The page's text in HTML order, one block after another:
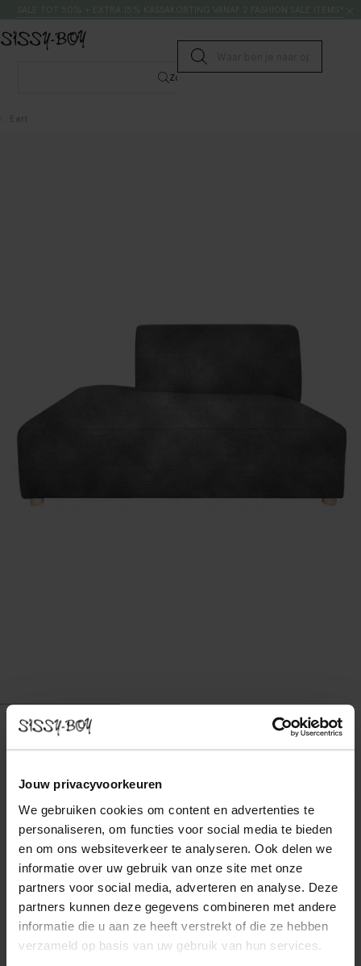
Jouw privacyvoorkeuren
We gebruiken cookies om content en advertenties te
personaliseren, om functies voor social media te bieden
en om ons websiteverkeer te analyseren. Ook delen we
informatie over uw gebruik van onze site met onze
partners voor social media, adverteren en analyse. Deze
partners kunnen deze gegevens combineren met andere
informatie die u aan ze heeft verstrekt of die ze hebben
verzameld op basis van uw gebruik van hun services.
Submit search
Zoeken
Earl
EARL VELVET OTTO LONGUE LINKS JUKE MID
799.00
Otto longue links uit de Earl serie van Sissy-Boy. De otto longue
kan gebruikt worden als onderdeel van de modulaire Earl bank in
combinatie met andere losse onderdelen. De Earl bank is
kenmerkend door de strakke stoffering die de...
1 Model:Otto longue links (1x) + opties
2 Stof: Juke Mid grey 65 + kleuropties